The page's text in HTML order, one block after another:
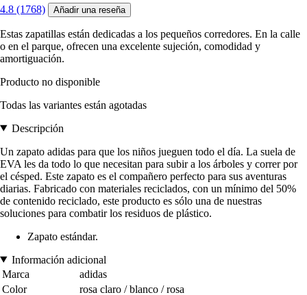
4.8 (1768) Añadir una reseña
Estas zapatillas están dedicadas a los pequeños corredores. En la calle
o en el parque, ofrecen una excelente sujeción, comodidad y
amortiguación.
Producto no disponible
Todas las variantes están agotadas
Descripción
Un zapato adidas para que los niños jueguen todo el día. La suela de
EVA les da todo lo que necesitan para subir a los árboles y correr por
el césped. Este zapato es el compañero perfecto para sus aventuras
diarias. Fabricado con materiales reciclados, con un mínimo del 50%
de contenido reciclado, este producto es sólo una de nuestras
soluciones para combatir los residuos de plástico.
Zapato estándar.
Información adicional
Marca
adidas
Color
rosa claro / blanco / rosa